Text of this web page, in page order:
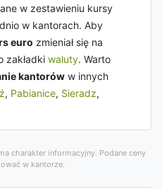
w zestawieniu kursy
w kantorach. Aby
euro zmieniał się na
zakładki waluty. Warto
kantorów w innych
, Pabianice, Sieradz,
charakter informacyjny. Podane ceny
w kantorze.